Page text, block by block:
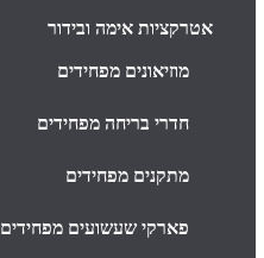
אטרקציות אימה ובידור
מוזיאונים מפחידים
חדרי בריחה מפחידים
מתקנים מפחידים
פארקי שעשועים מפחידים